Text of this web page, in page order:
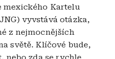
mexického Kartelu
vyvstává otázka,
z nejmocnějších
světě. Klíčové bude,